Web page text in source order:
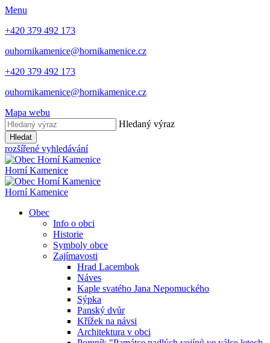
Menu
+420 379 492 173
ouhornikamenice@hornikamenice.cz
+420 379 492 173
ouhornikamenice@hornikamenice.cz
Mapa webu
Hledaný výraz
Hledat
rozšířené vyhledávání
Horní Kamenice
Horní Kamenice
Obec
Info o obci
Historie
Symboly obce
Zajímavosti
Hrad Lacembok
Náves
Kaple svatého Jana Nepomuckého
Sýpka
Panský dvůr
Křížek na návsi
Architektura v obci